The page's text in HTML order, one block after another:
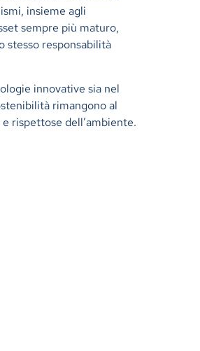
insieme agli
sempre più maturo,
stesso responsabilità
innovative sia nel
rimangono al
rispettose dell’ambiente.